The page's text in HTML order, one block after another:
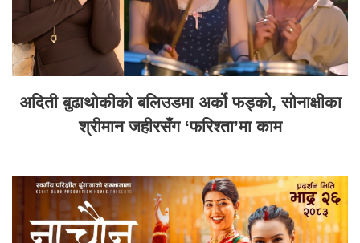
अदिती बुढाथोकीको बलिउडमा अर्को फड्को, सोनाक्षीका
श्रीमान जहीरसँग ‘फरिश्ता’मा काम